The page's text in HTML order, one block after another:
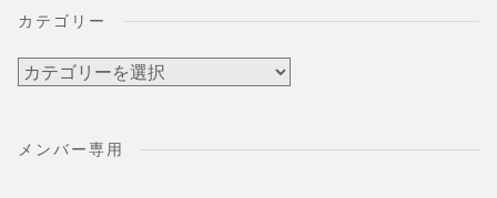
カテゴリー
カ
ゴ
メンバー専用